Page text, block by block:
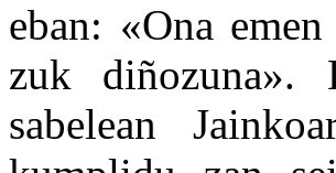
eban: «Ona
zuk diñozuna».
sabelean